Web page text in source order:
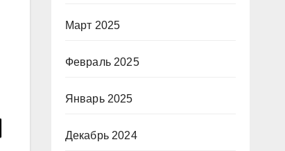
Март 2025
Февраль 2025
Январь 2025
Декабрь 2024